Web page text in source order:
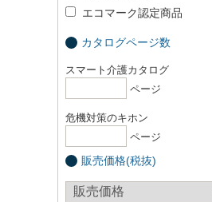
エコマーク認定商品
カタログページ数
スマート介護カタログ
ページ
危機対策のキホン
ページ
販売価格(税抜)